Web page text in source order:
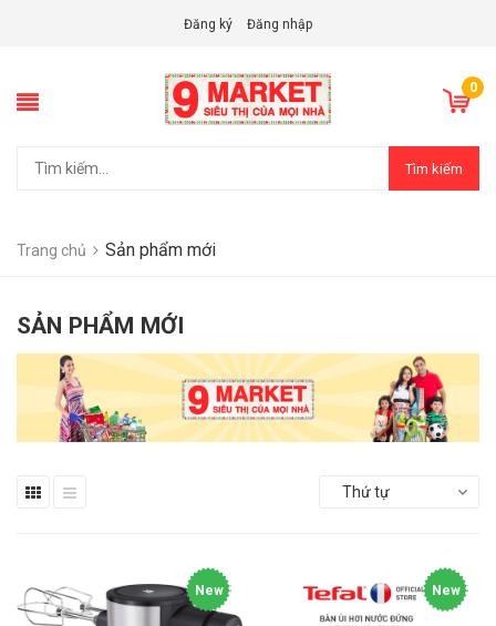
Đăng ký Đăng nhập
0
Tìm kiếm
Trang chủ Sản phẩm mới
SẢN PHẨM MỚI
Thứ tự
New New